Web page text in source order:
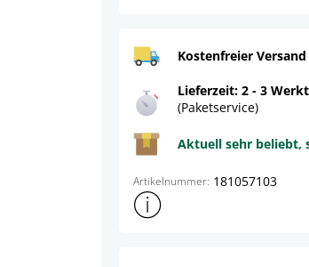
Kostenfreier
Lieferzeit: 2 - 3
(Paketservice)
Aktuell sehr beliebt,
Artikelnummer: 181057103
Weitere